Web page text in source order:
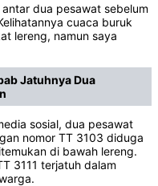
dua pesawat sebelum
cuaca buruk
lereng, namun saya
Jatuhnya Dua
sosial, dua pesawat
nomor TT 3103 diduga
di bawah lereng.
3111 terjatuh dalam